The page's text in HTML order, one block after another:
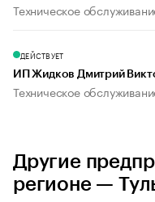
Техническое
ДЕЙСТВУЕТ
ИП Жидков Дмитрий
Техническое
Другие
регионе —